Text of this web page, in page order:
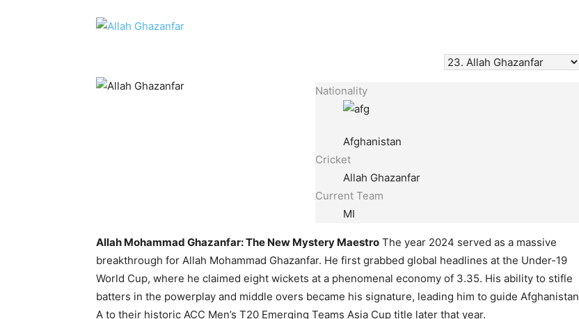
Nationality
Afghanistan
Cricket
Allah Ghazanfar
Current Team
MI
Allah Mohammad Ghazanfar: The New Mystery Maestro The year 2024 served as a massive
breakthrough for Allah Mohammad Ghazanfar. He first grabbed global headlines at the Under-19
World Cup, where he claimed eight wickets at a phenomenal economy of 3.35. His ability to stifle
batters in the powerplay and middle overs became his signature, leading him to guide Afghanistan
A to their historic ACC Men’s T20 Emerging Teams Asia Cup title later that year.